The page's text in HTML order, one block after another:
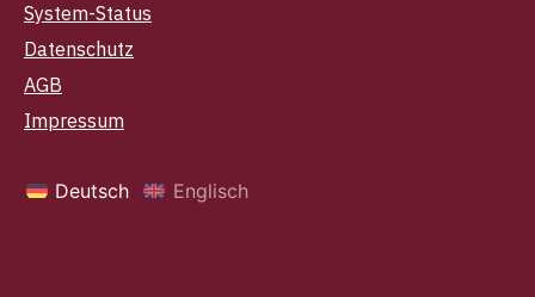
System-Status
Datenschutz
AGB
Impressum
Deutsch Englisch